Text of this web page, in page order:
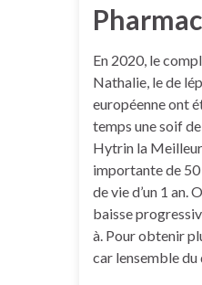
En 2020, le
Nathalie, le de
européenne ont
temps une soif
Hytrin la
importante de 50
de vie d’un 1 an.
baisse
à. Pour obtenir
car lensemble du